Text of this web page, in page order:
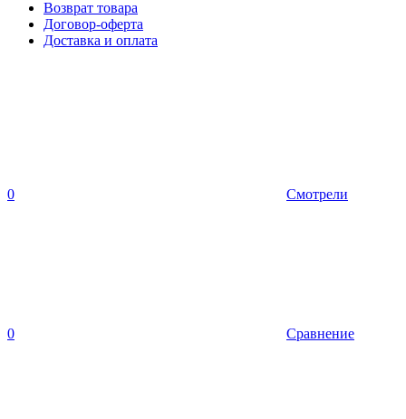
Возврат товара
Договор-оферта
Доставка и оплата
0 Смотрели
0 Сравнение